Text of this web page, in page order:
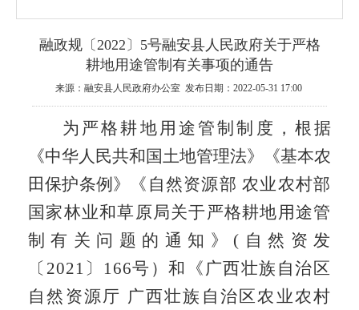
融政规〔2022〕5号融安县人民政府关于严格
耕地用途管制有关事项的通告
来源：融安县人民政府办公室 发布日期：2022-05-31 17:00
为 严格耕地用途管制制度， 根据
《中华人民共和国土地管理法》《基本农
田保护条例》
《自然资源部 农业农村部
国家林业和草原局关于严格耕地用途管
制有关问题的通知》(自然资发
〔 2021 〕 166号）和《广西壮族自治区
自然资源厅 广西壮族自治区农业农村